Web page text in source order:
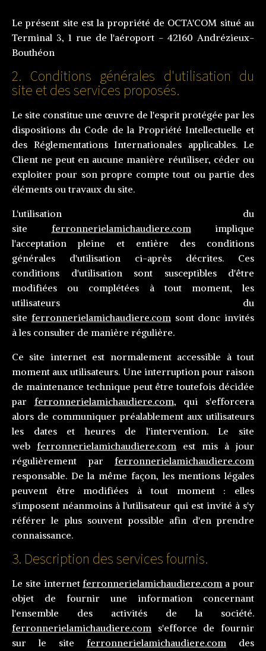
Le présent site est la propriété de OCTA'COM situé au
Terminal 3, 1 rue de l'aéroport - 42160 Andrézieux-
Bouthéon
2. Conditions générales d'utilisation du
site et des services proposés.
Le site constitue une œuvre de l'esprit protégée par les
dispositions du Code de la Propriété Intellectuelle et
des Réglementations Internationales applicables. Le
Client ne peut en aucune manière réutiliser, céder ou
exploiter pour son propre compte tout ou partie des
éléments ou travaux du site.
L'utilisation du
site ferronnerielamichaudiere.comimplique
l'acceptation pleine et entière des conditions
générales d'utilisation ci-après décrites. Ces
conditions d'utilisation sont susceptibles d'être
modifiées ou complétées à tout moment, les
utilisateurs du
site ferronnerielamichaudiere.comsont donc invités
à les consulter de manière régulière.
Ce site internet est normalement accessible à tout
moment aux utilisateurs. Une interruption pour raison
de maintenance technique peut être toutefois décidée
par ferronnerielamichaudiere.com, qui s'efforcera
alors de communiquer préalablement aux utilisateurs
les dates et heures de l'intervention. Le site
web ferronnerielamichaudiere.com est mis à jour
régulièrement par ferronnerielamichaudiere.com
responsable. De la même façon, les mentions légales
peuvent être modifiées à tout moment : elles
s'imposent néanmoins à l'utilisateur qui est invité à s'y
référer le plus souvent possible afin d'en prendre
connaissance.
3. Description des services fournis.
Le site internet ferronnerielamichaudiere.com a pour
objet de fournir une information concernant
l'ensemble des activités de la société.
ferronnerielamichaudiere.com s'efforce de fournir
sur le site ferronnerielamichaudiere.com des